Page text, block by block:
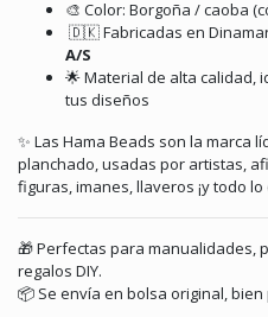
🎨 Color: Borgoña / caoba
🇩🇰 Fabricadas en
A/S
🌟 Material de alta calidad,
tus diseños
✨ Las Hama Beads son la marca
planchado, usadas por artistas,
figuras, imanes, llaveros ¡y todo
🎁 Perfectas para manualidades,
regalos DIY.
📦 Se envía en bolsa original, bien